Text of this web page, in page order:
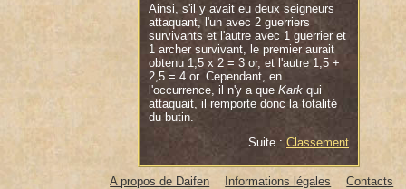
Ainsi, s'il y avait eu deux seigneurs
attaquant, l'un avec 2 guerriers
survivants et l'autre avec 1 guerrier et
1 archer survivant, le premier aurait
obtenu 1,5 x 2 = 3 or, et l'autre 1,5 +
2,5 = 4 or. Cependant, en
l'occurrence, il n'y a que Kark qui
attaquait, il remporte donc la totalité
du butin.
Suite : Classement
A propos de Daifen Informations légales Contacts